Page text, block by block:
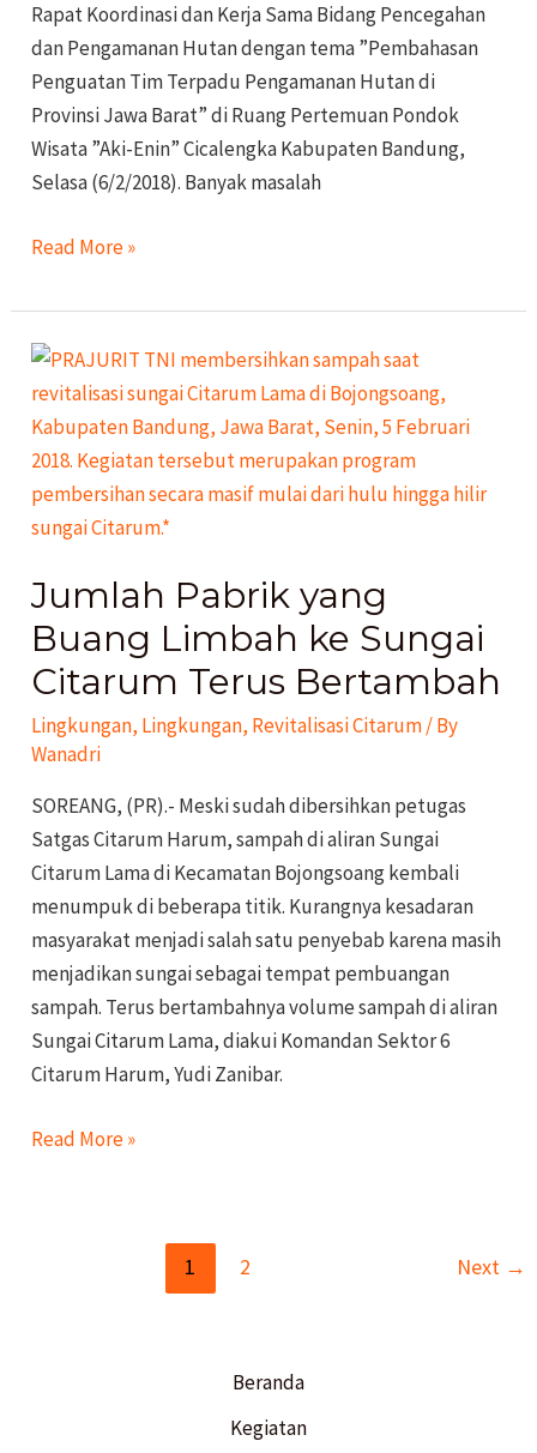
Rapat Koordinasi dan Kerja Sama Bidang Pencegahan
dan Pengamanan Hutan dengan tema ”Pembahasan
Penguatan Tim Terpadu Pengamanan Hutan di
Provinsi Jawa Barat” di Ruang Pertemuan Pondok
Wisata ”Aki-Enin” Cicalengka Kabupaten Bandung,
Selasa (6/2/2018). Banyak masalah
Read More »
Jumlah Pabrik yang
Buang Limbah ke Sungai
Citarum Terus Bertambah
Lingkungan, Lingkungan, Revitalisasi Citarum/ By
Wanadri
SOREANG, (PR).- Meski sudah dibersihkan petugas
Satgas Citarum Harum, sampah di ­aliran Sungai
Citarum Lama di ­Kecamatan Bojongsoang kembali
menumpuk di beberapa titik. ­Kurangnya kesadaran
masyarakat menjadi salah satu penyebab karena masih
menjadikan sungai sebagai ­tempat pembuangan
sampah. Terus bertambahnya volume sampah di aliran
Sungai Citarum Lama, diakui Komandan Sektor 6
Citarum Harum, Yudi Zanibar.
Jumlah
Pabrik
yang
Buang
Limbah
ke
Citarum
Terus
Bertambah
Read More »
1 2 Next →
Beranda
Kegiatan